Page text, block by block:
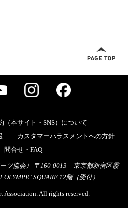
（本サイト・SNS）について
カスタマーハラスメントへの方針
問合せ・FAQ
ツ協会） 〒160-0013 東京都新宿区霞
OLYMPIC SQUARE 12階（受付）
Association. All rights reserved.